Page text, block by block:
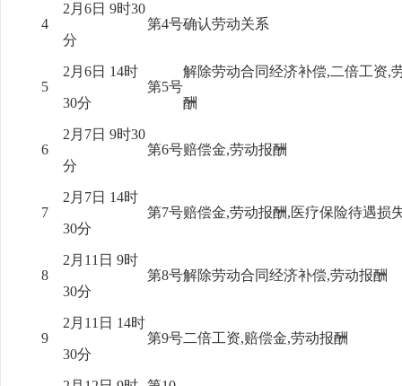
4
2月6日 9时30
分
第4号确认劳动关系
5
2月6日 14时
30分
第5号
解除劳动合同经济补偿,二倍工资,
酬
6
2月7日 9时30
分
第6号赔偿金,劳动报酬
7
2月7日 14时
30分
第7号赔偿金,劳动报酬,医疗保险待遇损
8
2月11日 9时
30分
第8号解除劳动合同经济补偿,劳动报酬
9
2月11日 14时
30分
第9号二倍工资,赔偿金,劳动报酬